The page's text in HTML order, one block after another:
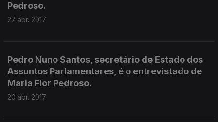
Pedroso.
27 abr. 2017
Pedro Nuno Santos, secretário de Estado dos
Assuntos Parlamentares, é o entrevistado de
Maria Flor Pedroso.
20 abr. 2017